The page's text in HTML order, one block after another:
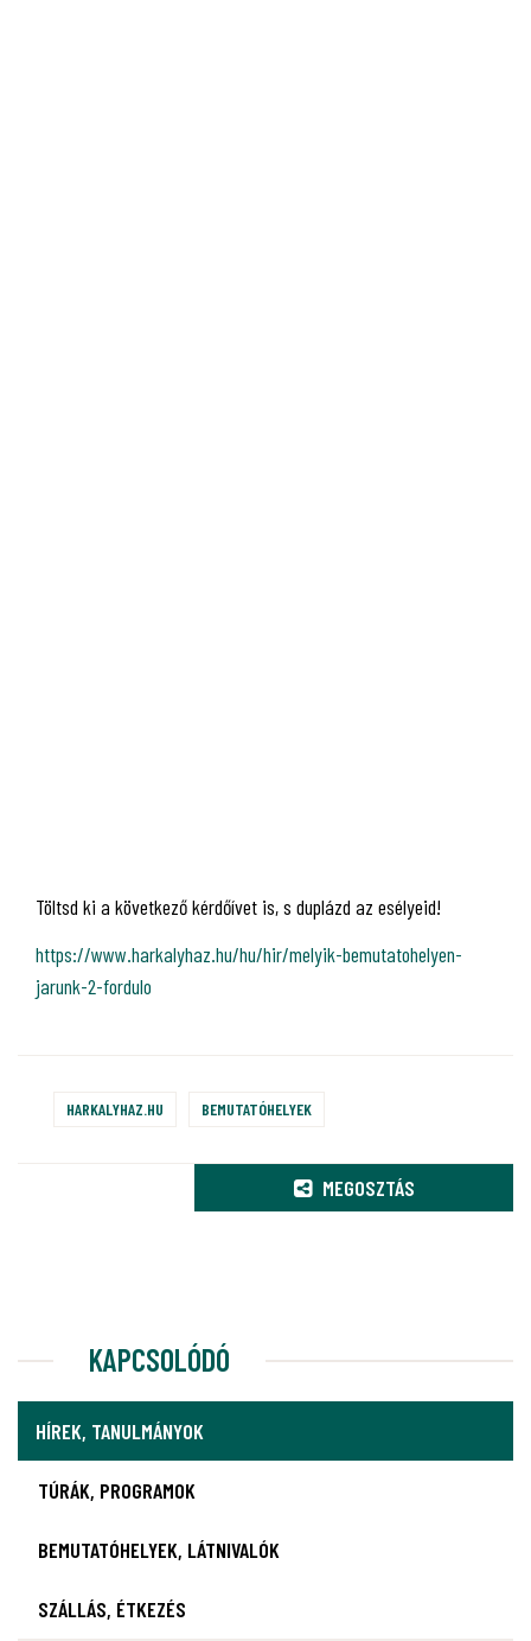
Töltsd ki a következő kérdőívet is, s duplázd az esélyeid!
https://www.harkalyhaz.hu/hu/hir/melyik-bemutatohelyen-
jarunk-2-fordulo
HARKALYHAZ.HU BEMUTATÓHELYEK
MEGOSZTÁS
KAPCSOLÓDÓ
HÍREK, TANULMÁNYOK
TÚRÁK, PROGRAMOK
BEMUTATÓHELYEK, LÁTNIVALÓK
SZÁLLÁS, ÉTKEZÉS